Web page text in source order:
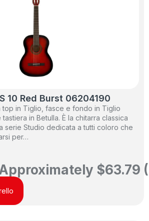
10 Red Burst 06204190
top in Tiglio, fasce e fondo in Tiglio
in Betulla. È la chitarra classica
serie Studio dedicata a tutti coloro che
per…
$63.79